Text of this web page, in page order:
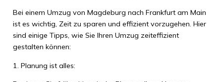
Bei einem Umzug von Magdeburg nach Frankfurt am Main
ist es wichtig, Zeit zu sparen und effizient vorzugehen. Hier
sind einige Tipps, wie Sie Ihren Umzug zeiteffizient
gestalten können:
1. Planung ist alles: